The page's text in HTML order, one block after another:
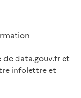
de data.gouv.fr et
infolettre et